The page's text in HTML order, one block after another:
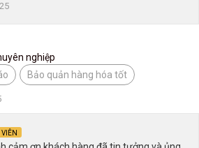
nghiệp
Bảo quản hàng hóa tốt